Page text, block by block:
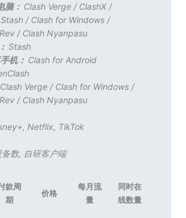
脑： Clash Verge/ ClashX/
Stash/ Clash for Windows/
/ Clash Nyanpasu
Stash
机： Clash for Android
Clash Verge/ Clash for Windows/
/ Clash Nyanpasu
, Netflix, TikTok
备数, 自研客户端
款周
期
价格
每月流
量
同时在
线数量